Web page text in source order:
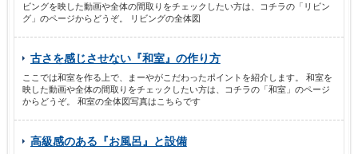
ビングを映した動画や全体の間取りをチェックしたい方は、コチラの「リビン
グ」のページからどうぞ。 リビングの全体図
古さを感じさせない『和室』の作り方
ここでは和室を作る上で、まーやがこだわったポイントを紹介します。 和室を
映した動画や全体の間取りをチェックしたい方は、コチラの「和室」のページ
からどうぞ。 和室の全体図写真はこちらです
高級感のある『お風呂』と設備